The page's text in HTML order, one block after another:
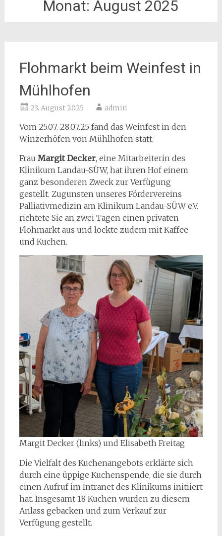
Monat:August 2025
Flohmarkt beim Weinfest in
Mühlhofen
23. August 2025 admin
Vom 25.07.-28.07.25 fand das Weinfest in den
Winzerhöfen von Mühlhofen statt.
Frau Margit Decker, eine Mitarbeiterin des
Klinikum Landau-SÜW, hat ihren Hof einem
ganz besonderen Zweck zur Verfügung
gestellt. Zugunsten unseres Fördervereins
Palliativmedizin am Klinikum Landau-SÜW e.V.
richtete Sie an zwei Tagen einen privaten
Flohmarkt aus und lockte zudem mit Kaffee
und Kuchen.
Margit Decker (links) und Elisabeth Freitag
Die Vielfalt des Kuchenangebots erklärte sich
durch eine üppige Kuchenspende, die sie durch
einen Aufruf im Intranet des Klinikums initiiert
hat. Insgesamt 18 Kuchen wurden zu diesem
Anlass gebacken und zum Verkauf zur
Verfügung gestellt.